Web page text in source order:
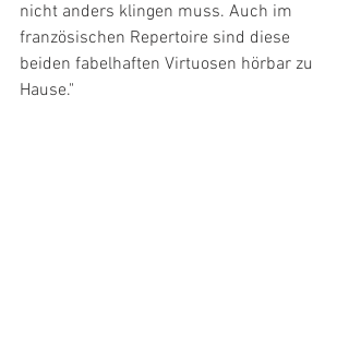
nicht anders klingen muss. Auch im
französischen Repertoire sind diese
beiden fabelhaften Virtuosen hörbar zu
Hause."